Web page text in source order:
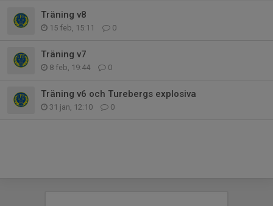
Träning v8
15 feb, 15:11 0
Träning v7
8 feb, 19:44 0
Träning v6 och Turebergs explosiva
31 jan, 12:10 0